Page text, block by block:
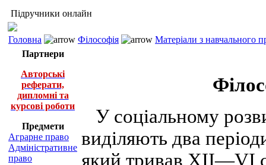
Підручники онлайн
Головна Філософія
Матеріали з навчального
Партнери
Авторські
реферати,
дипломні та
курсові роботи
Предмети
Аграрне право
Адміністративне
право
У соціальному
виділяють два
який тривав XII—VI